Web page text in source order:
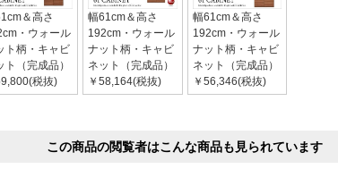
＆高さ
・ウォール
ト柄・キャビ
ト（完成品）
税抜)
幅61cm＆高さ
192cm・ウォール
ナット柄・キャビ
ネット（完成品）
￥58,164(税抜)
幅61cm＆高さ
192cm・ウォール
ナット柄・キャビ
ネット（完成品）
￥56,346(税抜)
この商品の閲覧者はこんな商品も見られています